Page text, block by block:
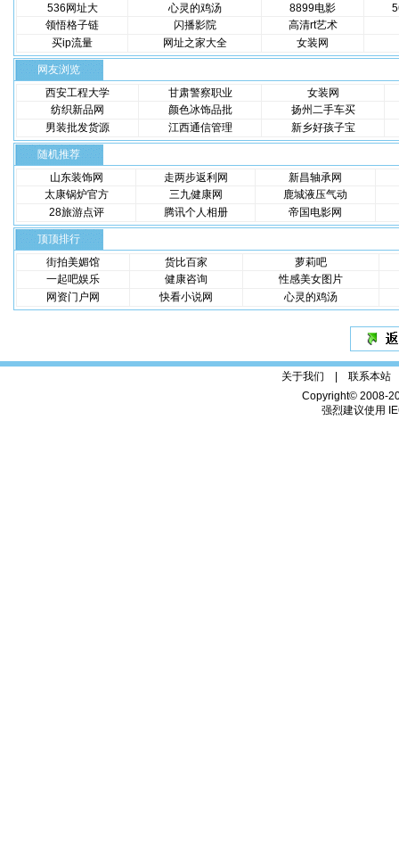
536网址大
心灵的鸡汤 8899电影
领悟格子链
闪播影院
高清rt艺术
买ip流量
网址之家大全 女装网
网友浏览
西安工程大学
甘肃警察职业
女装网
纺织新品网
颜色冰饰品批
扬州二手车买
男装批发货源
江西通信管理 新乡好孩子宝
随机推荐
山东装饰网
走两步返利网
新昌轴承网
太康锅炉官方
三九健康网
鹿城液压气动
28旅游点评
腾讯个人相册 帝国电影网
顶顶排行
街拍美媚馆
货比百家
萝莉吧
一起吧娱乐
健康咨询
性感美女图片
网资门户网
快看小说网 心灵的鸡汤
关于我们 | 联系本站
Copyright© 2008-
强烈建议使用